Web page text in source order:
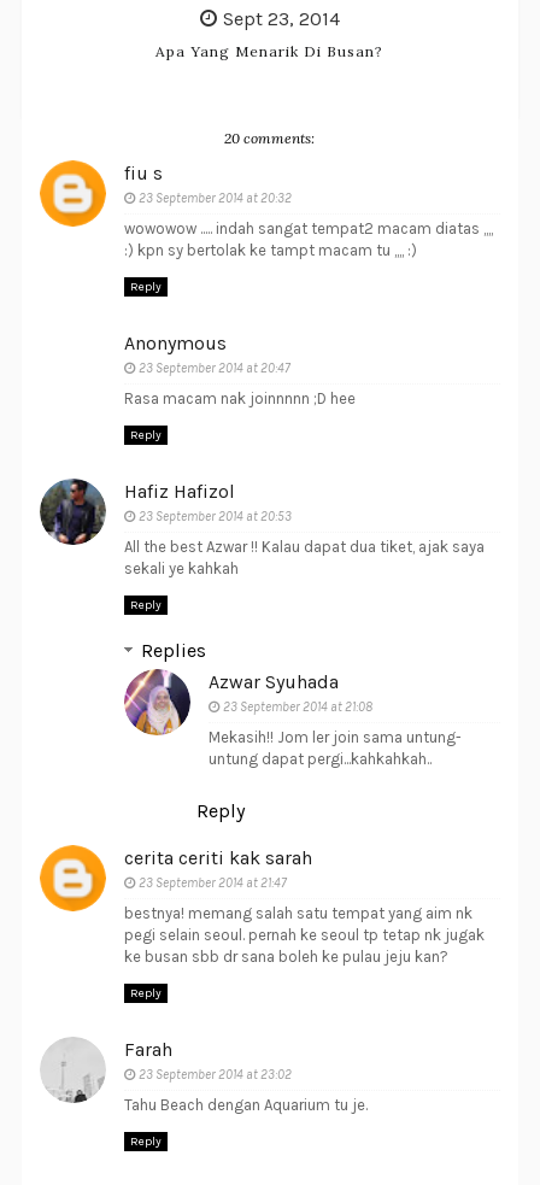
Sept 23, 2014
Apa Yang Menarik Di Busan?
20 comments:
fiu s
23 September 2014 at 20:32
wowowow ..... indah sangat tempat2 macam diatas ,,,,
:) kpn sy bertolak ke tampt macam tu ,,,, :)
Reply
Anonymous
23 September 2014 at 20:47
Rasa macam nak joinnnnn ;D hee
Reply
Hafiz Hafizol
23 September 2014 at 20:53
All the best Azwar !! Kalau dapat dua tiket, ajak saya
sekali ye kahkah
Reply
Replies
Azwar Syuhada
23 September 2014 at 21:08
Mekasih!! Jom ler join sama untung-
untung dapat pergi...kahkahkah..
Reply
cerita ceriti kak sarah
23 September 2014 at 21:47
bestnya! memang salah satu tempat yang aim nk
pegi selain seoul. pernah ke seoul tp tetap nk jugak
ke busan sbb dr sana boleh ke pulau jeju kan?
Reply
Farah
23 September 2014 at 23:02
Tahu Beach dengan Aquarium tu je.
Reply